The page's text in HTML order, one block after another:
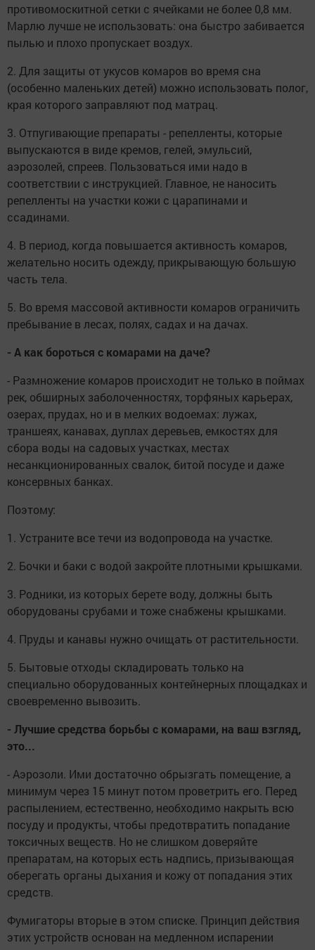
противомоскитной сетки с ячейками не более 0,8 мм.
Марлю лучше не использовать: она быстро забивается
пылью и плохо пропускает воздух.
2. Для защиты от укусов комаров во время сна
(особенно маленьких детей) можно использовать полог,
края которого заправляют под матрац.
3. Отпугивающие препараты - репелленты, которые
выпускаются в виде кремов, гелей, эмульсий,
аэрозолей, спреев. Пользоваться ими надо в
соответствии с инструкцией. Главное, не наносить
репелленты на участки кожи с царапинами и
ссадинами.
4. В период, когда повышается активность комаров,
желательно носить одежду, прикрывающую большую
часть тела.
5. Во время массовой активности комаров ограничить
пребывание в лесах, полях, садах и на дачах.
- А как бороться с комарами на даче?
- Размножение комаров происходит не только в поймах
рек, обширных заболоченностях, торфяных карьерах,
озерах, прудах, но и в мелких водоемах: лужах,
траншеях, канавах, дуплах деревьев, емкостях для
сбора воды на садовых участках, местах
несанкционированных свалок, битой посуде и даже
консервных банках.
Поэтому:
1. Устраните все течи из водопровода на участке.
2. Бочки и баки с водой закройте плотными крышками.
3. Родники, из которых берете воду, должны быть
оборудованы срубами и тоже снабжены крышками.
4. Пруды и канавы нужно очищать от растительности.
5. Бытовые отходы складировать только на
специально оборудованных контейнерных площадках и
своевременно вывозить.
- Лучшие средства борьбы с комарами, на ваш взгляд,
это...
- Аэрозоли. Ими достаточно обрызгать помещение, а
минимум через 15 минут потом проветрить его. Перед
распылением, естественно, необходимо накрыть всю
посуду и продукты, чтобы предотвратить попадание
токсичных веществ. Но не слишком доверяйте
препаратам, на которых есть надпись, призывающая
оберегать органы дыхания и кожу от попадания этих
средств.
Фумигаторы вторые в этом списке. Принцип действия
этих устройств основан на медленном испарении